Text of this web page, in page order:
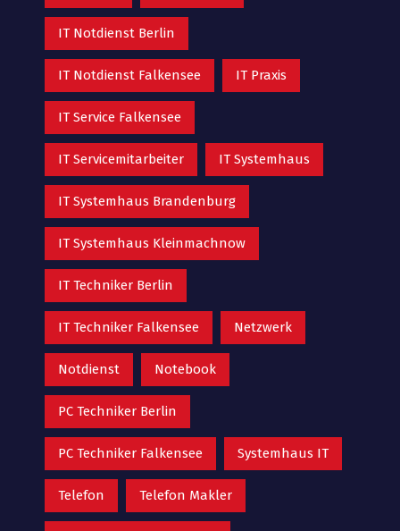
IT Notdienst Berlin
IT Notdienst Falkensee IT Praxis
IT Service Falkensee
IT Servicemitarbeiter IT Systemhaus
IT Systemhaus Brandenburg
IT Systemhaus Kleinmachnow
IT Techniker Berlin
IT Techniker Falkensee Netzwerk
Notdienst Notebook
PC Techniker Berlin
PC Techniker Falkensee Systemhaus IT
Telefon Telefon Makler